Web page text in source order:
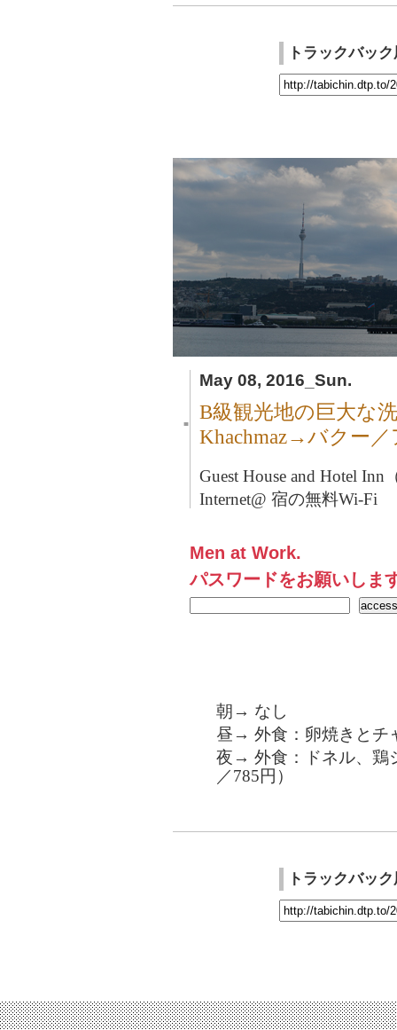
トラックバッ
May 08, 2016_Sun.
■
B級観光地の巨大な
Khachmaz→バクー
Guest House and Hotel
Internet@ 宿の無料Wi-Fi
Men at Work.
パスワードをお願いしま
朝→ なし
昼→ 外食：卵焼きとチ
夜→ 外食：ドネル、鶏
／785円）
トラックバッ